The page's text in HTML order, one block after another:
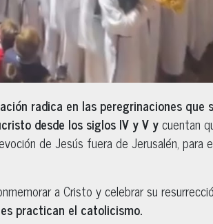
radica en las peregrinaciones que
desde los siglos IV y V ycuentan
de Jesús fuera de Jerusalén, para
a Cristo y celebrar su
practican el catolicismo.